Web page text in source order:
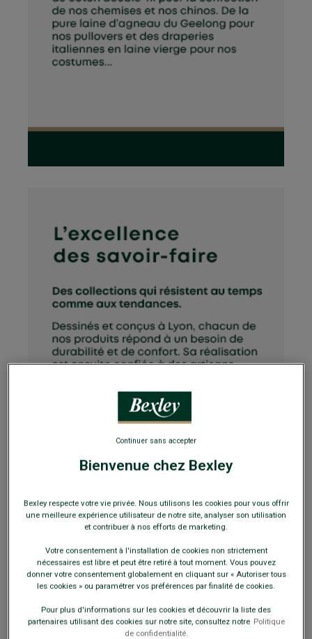
Bienvenue chez Bexley
Bexley respecte votre vie privée. Nous utilisons les cookies pour vous offrir
une meilleure expérience utilisateur de notre site, analyser son utilisation
et contribuer à nos efforts de marketing.
Votre consentement à l'installation de cookies non strictement
nécessaires est libre et peut être retiré à tout moment. Vous pouvez
donner votre consentement globalement en cliquant sur « Autoriser tous
les cookies » ou paramétrer vos préférences par finalité de cookies.
Pour plus d'informations sur les cookies et découvrir la liste des
partenaires utilisant des cookies sur notre site, consultez notre Politique
de confidentialité.
Continuer sans accepter